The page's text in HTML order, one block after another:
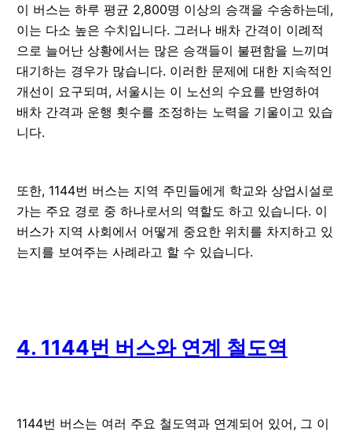
이 버스는 하루 평균 2,800명 이상의 승객을 수송하는데,
이는 다소 높은 수치입니다. 그러나 배차 간격이 이례적
으로 늘어난 상황에서는 많은 승객들이 불편함을 느끼며
대기하는 경우가 많습니다. 이러한 문제에 대한 지속적인
개선이 요구되며, 서울시는 이 노선의 수요를 반영하여
배차 간격과 운행 횟수를 조정하는 노력을 기울이고 있습
니다.
또한, 1144번 버스는 지역 주민들에게 학교와 상업시설로
가는 주요 경로 중 하나로서의 역할도 하고 있습니다. 이
버스가 지역 사회에서 어떻게 중요한 위치를 차지하고 있
는지를 보여주는 사례라고 할 수 있습니다.
4. 1144번 버스와 연계 철도역
1144번 버스는 여러 주요 철도역과 연계되어 있어, 그 이